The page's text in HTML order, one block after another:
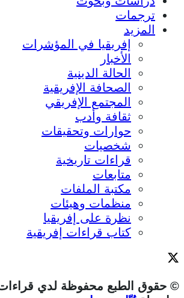
ترجمات
المزيد
إفريقيا في المؤشرات
الأخبار
الحالة الدينية
الصحافة الإفريقية
المجتمع الإفريقي
ثقافة وأدب
حوارات وتحقيقات
شخصيات
قراءات تاريخية
متابعات
مكتبة الملفات
منظمات وهيئات
نظرة على إفريقيا
كتاب قراءات إفريقية
© حقوق الطبع محفوظة لدي قراءات